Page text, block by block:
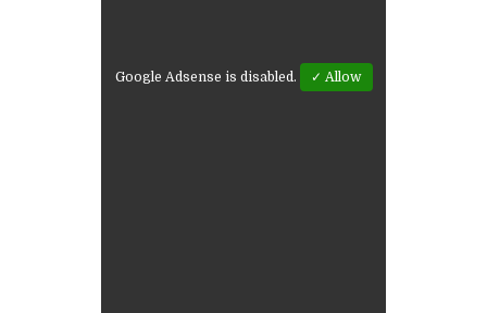
Google Adsense is disabled. ✓ Allow